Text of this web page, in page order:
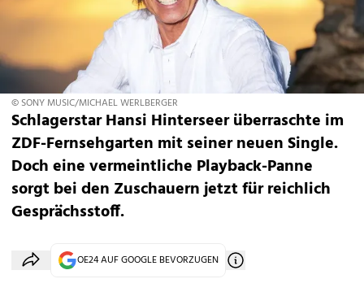
© SONY MUSIC/MICHAEL WERLBERGER
Schlagerstar Hansi Hinterseer überraschte im
ZDF-Fernsehgarten mit seiner neuen Single.
Doch eine vermeintliche Playback-Panne
sorgt bei den Zuschauern jetzt für reichlich
Gesprächsstoff.
OE24 AUF GOOGLE BEVORZUGEN